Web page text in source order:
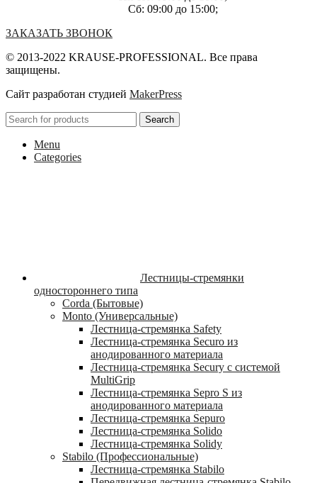
Сб: 09:00 до 15:00;
ЗАКАЗАТЬ ЗВОНОК
© 2013-2022 KRAUSE-PROFESSIONAL. Все права
защищены.
Сайт разработан студией MakerPress
Search
Menu
Categories
Лестницы-стремянки
одностороннего типа
Corda (Бытовые)
Monto (Универсальные)
Лестница-стремянка Safety
Лестница-стремянка Securo из
анодированного материала
Лестница-стремянка Secury с системой
MultiGrip
Лестница-стремянка Sepro S из
анодированного материала
Лестница-стремянка Sepuro
Лестница-стремянка Solido
Лестница-стремянка Solidy
Stabilo (Профессиональные)
Лестница-стремянка Stabilo